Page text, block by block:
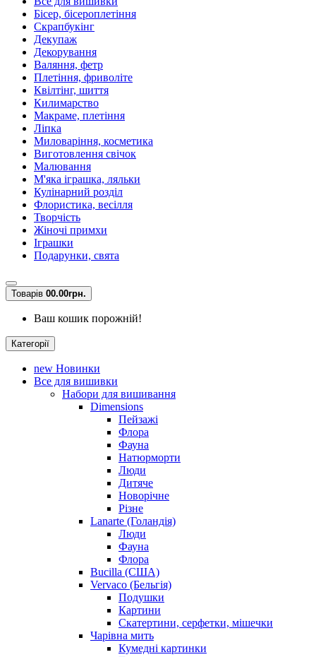
Бісер, бісероплетіння
Скрапбукінг
Декупаж
Декорування
Валяння, фетр
Плетіння, фриволіте
Квілтінг, шиття
Килимарство
Макраме, плетіння
Ліпка
Миловаріння, косметика
Виготовлення свічок
Малювання
М'яка іграшка, ляльки
Кулінарний розділ
Флористика, весілля
Творчість
Жіночі примхи
Іграшки
Подарунки, свята
Товарів 00.00грн.
Ваш кошик порожній!
Категорії
new Новинки
Все для вишивки
Набори для вишивання
Dimensions
Пейзажі
Флора
Фауна
Натюрморти
Люди
Дитяче
Новорічне
Різне
Lanarte (Голандія)
Люди
Фауна
Флора
Bucilla (США)
Vervaco (Бельгія)
Подушки
Картини
Скатертини, серфетки, мішечки
Чарiвна мить
Кумедні картинки